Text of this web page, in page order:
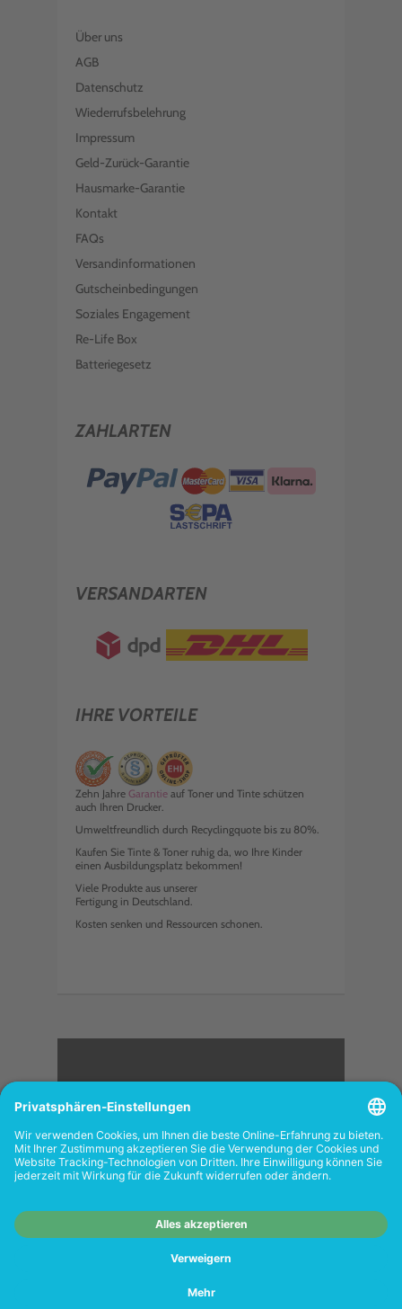
Über uns
AGB
Datenschutz
Wiederrufsbelehrung
Impressum
Geld-Zurück-Garantie
Hausmarke-Garantie
Kontakt
FAQs
Versandinformationen
Gutscheinbedingungen
Soziales Engagement
Re-Life Box
Batteriegesetz
ZAHLARTEN
VERSANDARTEN
IHRE VORTEILE
Zehn Jahre Garantie auf Toner und Tinte schützen
auch Ihren Drucker.
Umweltfreundlich durch Recyclingquote bis zu 80%.
Kaufen Sie Tinte & Toner ruhig da, wo Ihre Kinder
einen Ausbildungsplatz bekommen!
Viele Produkte aus unserer
Fertigung in Deutschland.
Kosten senken und Ressourcen schonen.
<
FOLGEN SIE UNS
Shops richtet sich nicht an Wiederverkäufer.
www.tonerhersteller.de